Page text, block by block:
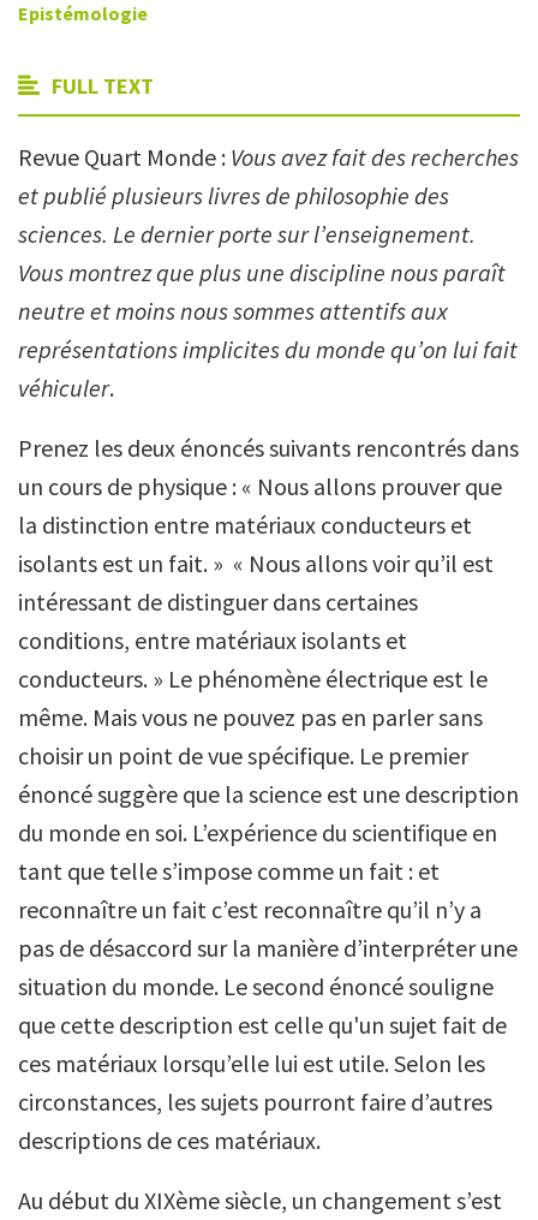
Epistémologie
FULL TEXT
Revue Quart Monde : Vous avez fait des recherches
et publié plusieurs livres de philosophie des
sciences. Le dernier porte sur l’enseignement.
Vous montrez que plus une discipline nous paraît
neutre et moins nous sommes attentifs aux
représentations implicites du monde qu’on lui fait
véhiculer.
Prenez les deux énoncés suivants rencontrés dans
un cours de physique : « Nous allons prouver que
la distinction entre matériaux conducteurs et
isolants est un fait. » « Nous allons voir qu’il est
intéressant de distinguer dans certaines
conditions, entre matériaux isolants et
conducteurs. » Le phénomène électrique est le
même. Mais vous ne pouvez pas en parler sans
choisir un point de vue spécifique. Le premier
énoncé suggère que la science est une description
du monde en soi. L’expérience du scientifique en
tant que telle s’impose comme un fait : et
reconnaître un fait c’est reconnaître qu’il n’y a
pas de désaccord sur la manière d’interpréter une
situation du monde. Le second énoncé souligne
que cette description est celle qu'un sujet fait de
ces matériaux lorsqu’elle lui est utile. Selon les
circonstances, les sujets pourront faire d’autres
descriptions de ces matériaux.
Au début du XIXème siècle, un changement s’est